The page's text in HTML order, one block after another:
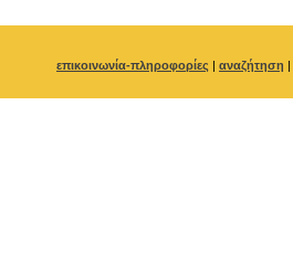
επικοινωνία-πληροφορίες | αναζήτηση |